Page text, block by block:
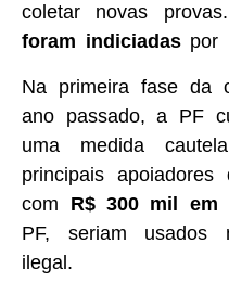
coletar novas
foram indiciadaspor
Na primeira fase da
ano passado, a PF
uma medida
principais
com R$ 300 mil em
PF, seriam usados
ilegal.